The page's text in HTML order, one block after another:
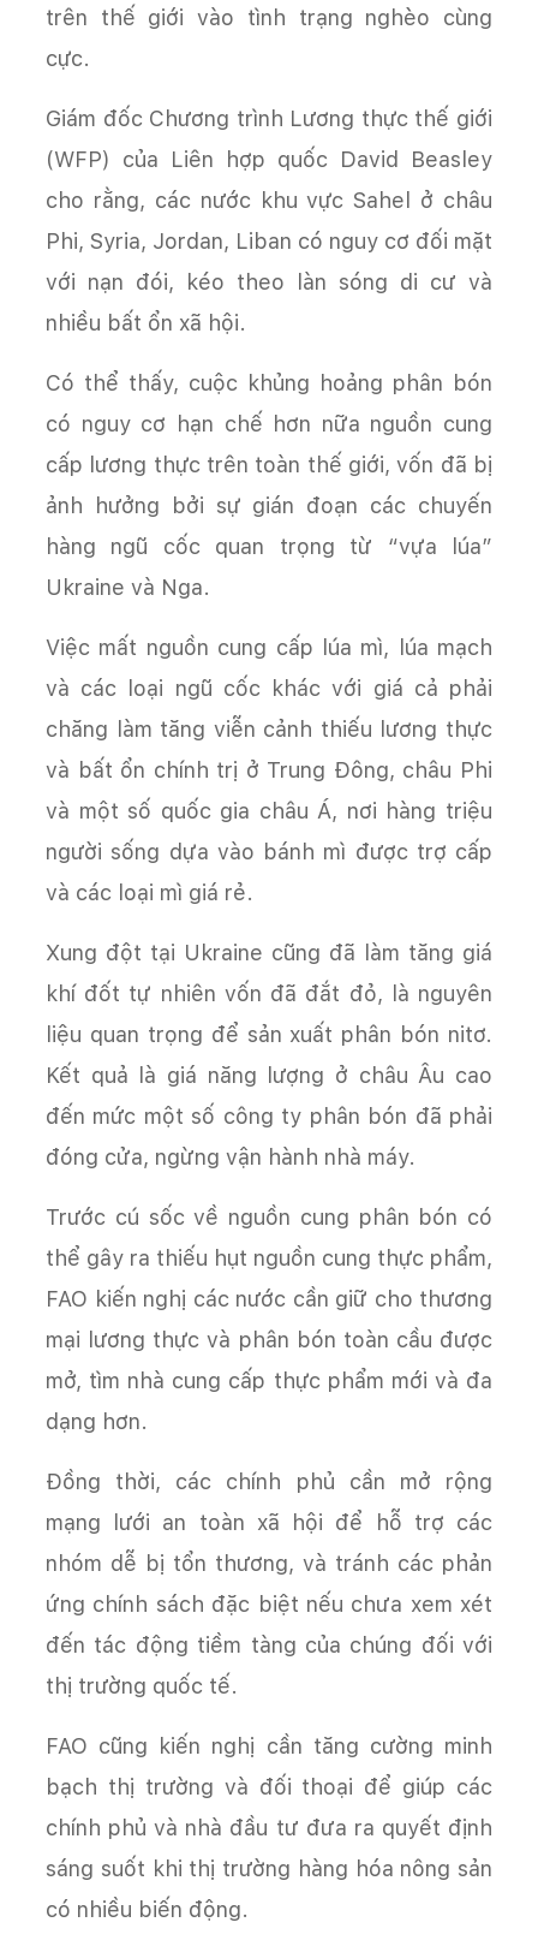
trên thế giới vào tình trạng nghèo cùng
cực.
Giám đốc Chương trình Lương thực thế giới
(WFP) của Liên hợp quốc David Beasley
cho rằng, các nước khu vực Sahel ở châu
Phi, Syria, Jordan, Liban có nguy cơ đối mặt
với nạn đói, kéo theo làn sóng di cư và
nhiều bất ổn xã hội.
Có thể thấy, cuộc khủng hoảng phân bón
có nguy cơ hạn chế hơn nữa nguồn cung
cấp lương thực trên toàn thế giới, vốn đã bị
ảnh hưởng bởi sự gián đoạn các chuyến
hàng ngũ cốc quan trọng từ “vựa lúa”
Ukraine và Nga.
Việc mất nguồn cung cấp lúa mì, lúa mạch
và các loại ngũ cốc khác với giá cả phải
chăng làm tăng viễn cảnh thiếu lương thực
và bất ổn chính trị ở Trung Đông, châu Phi
và một số quốc gia châu Á, nơi hàng triệu
người sống dựa vào bánh mì được trợ cấp
và các loại mì giá rẻ.
Xung đột tại Ukraine cũng đã làm tăng giá
khí đốt tự nhiên vốn đã đắt đỏ, là nguyên
liệu quan trọng để sản xuất phân bón nitơ.
Kết quả là giá năng lượng ở châu Âu cao
đến mức một số công ty phân bón đã phải
đóng cửa, ngừng vận hành nhà máy.
Trước cú sốc về nguồn cung phân bón có
thể gây ra thiếu hụt nguồn cung thực phẩm,
FAO kiến nghị các nước cần giữ cho thương
mại lương thực và phân bón toàn cầu được
mở, tìm nhà cung cấp thực phẩm mới và đa
dạng hơn.
Đồng thời, các chính phủ cần mở rộng
mạng lưới an toàn xã hội để hỗ trợ các
nhóm dễ bị tổn thương, và tránh các phản
ứng chính sách đặc biệt nếu chưa xem xét
đến tác động tiềm tàng của chúng đối với
thị trường quốc tế.
FAO cũng kiến nghị cần tăng cường minh
bạch thị trường và đối thoại để giúp các
chính phủ và nhà đầu tư đưa ra quyết định
sáng suốt khi thị trường hàng hóa nông sản
có nhiều biến động.